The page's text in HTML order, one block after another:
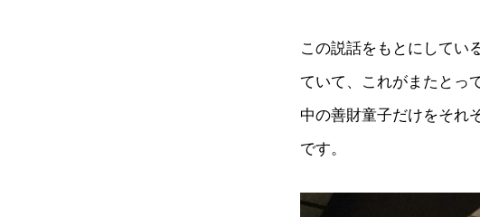
この説話をもとにしてい
ていて、これがまたとっ
中の善財童子だけをそれ
です。